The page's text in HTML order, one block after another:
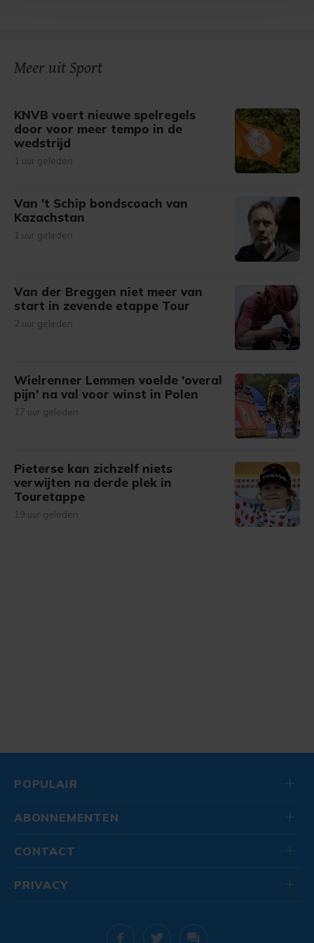
Meer uit Sport
KNVB voert nieuwe spelregels
door voor meer tempo in de
wedstrijd
1 uur geleden
Van 't Schip bondscoach van
Kazachstan
1 uur geleden
Van der Breggen niet meer van
start in zevende etappe Tour
2 uur geleden
Wielrenner Lemmen voelde 'overal
pijn' na val voor winst in Polen
17 uur geleden
Pieterse kan zichzelf niets
verwijten na derde plek in
Touretappe
19 uur geleden
POPULAIR
ABONNEMENTEN
CONTACT
PRIVACY